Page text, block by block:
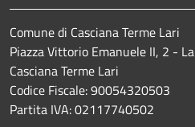
Comune di Casciana Terme Lari
Piazza Vittorio Emanuele II, 2 -
Casciana Terme Lari
Codice Fiscale: 90054320503
Partita IVA: 02117740502